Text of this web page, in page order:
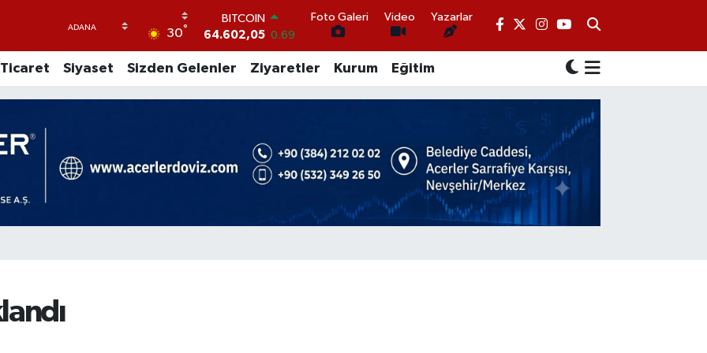
30°
DOLAR
47,5986 0.06
EURO
55,0700 0.1
64,2438 0.21
BİST100
13.768 48
BITCOIN
Foto Galeri Video Yazarlar
Ticaret Siyaset Sizden Gelenler Ziyaretler Kurum Eğitim